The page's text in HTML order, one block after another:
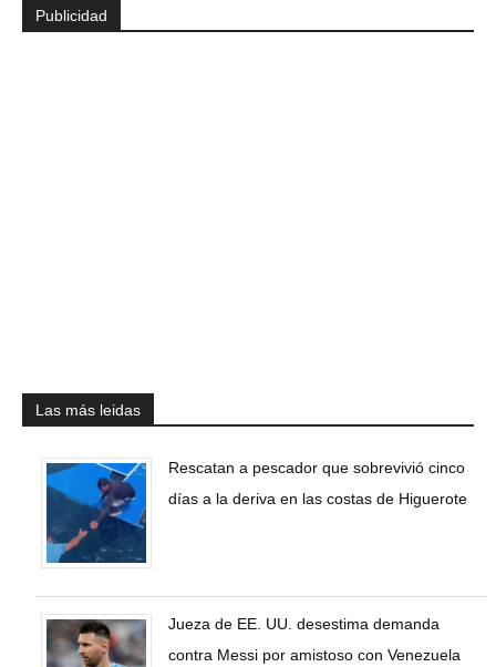
Publicidad
Las más leidas
Rescatan a pescador que sobrevivió cinco
días a la deriva en las costas de Higuerote
Jueza de EE. UU. desestima demanda
contra Messi por amistoso con Venezuela